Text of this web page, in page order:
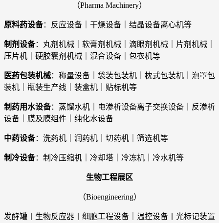
（Pharma Machinery）
原料药设备：反应设备｜干燥设备｜结晶设备离心机等
制剂设备：丸剂机械｜软膏剂机械｜滴眼剂机械｜片剂机械｜
压片机｜硬胶囊剂机械｜混合设备｜包衣机等
医药包装机械：称量设备｜袋装包装机｜枕式包装机｜泡罩包
装机｜瓶装生产线｜装盒机｜贴标机等
制药用水设备：蒸馏水机｜电渗析设备离子交换设备｜反渗析
设备｜膜及膜组件｜纯化水设备
中药设备：洗药机｜润药机｜切药机｜筛选机等
制冷设备：制冷压缩机｜冷却塔｜冷冻机｜冷水机等
生物工程展区
（Bioengineering）
发酵罐丨生物反应器丨细胞工程设备｜温控设备丨光标记装置